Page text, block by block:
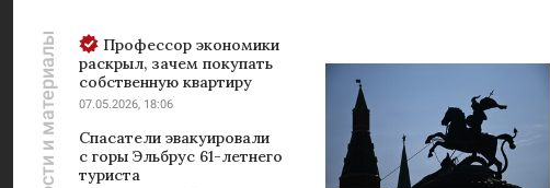
Новости и материалы
Профессор экономики
раскрыл, зачем покупать
собственную квартиру
07.05.2026, 18:06
Спасатели эвакуировали
с горы Эльбрус 61-летнего
туриста